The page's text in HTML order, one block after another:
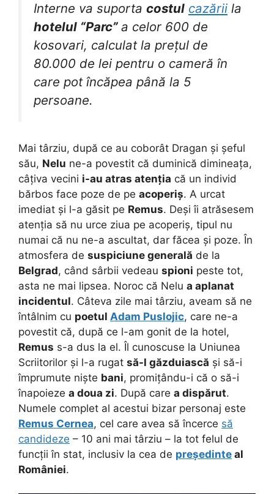
Interne va suporta costul cazării la
hotelul “Parc” a celor 600 de
kosovari, calculat la prețul de
80.000 de lei pentru o cameră în
care pot încăpea până la 5
persoane.
Mai târziu, după ce au coborât Dragan și șeful
său, Nelu ne-a povestit că duminică dimineața,
câțiva vecini i-au atras atenția că un individ
bărbos face poze de pe acoperiș. A urcat
imediat și l-a găsit pe Remus. Deși îi atrăsesem
atenția să nu urce ziua pe acoperiș, tipul nu
numai că nu ne-a ascultat, dar făcea și poze. În
atmosfera de suspiciune generală de la
Belgrad, când sârbii vedeau spioni peste tot,
asta ne mai lipsea. Noroc că Nelu a aplanat
incidentul. Câteva zile mai târziu, aveam să ne
întâlnim cu poetul Adam Puslojic, care ne-a
povestit că, după ce l-am gonit de la hotel,
Remus s-a dus la el. Îl cunoscuse la Uniunea
Scriitorilor și l-a rugat să-l găzduiască și să-i
împrumute niște bani, promițându-i că o să-i
înapoieze a doua zi. După care a dispărut.
Numele complet al acestui bizar personaj este
Remus Cernea, cel care avea să încerce să
candideze – 10 ani mai târziu – la tot felul de
funcții în stat, inclusiv la cea de președinte al
României.